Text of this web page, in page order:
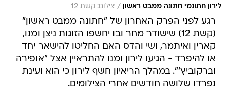
לירון חתונמי חתונה ממבט ראשון / צילום: קשת 12
רגע לפני הפרק האחרון של "חתונה ממבט ראשון"
(קשת 12) שישודר מחר ובו יחשפו הזוגות ניצן ומנו,
קארין ואיתמר, ושי והדס האם החליטו להישאר יחד
או להיפרד - הגיעו לירון ומנו להתראיין אצל "אופירה
וברקוביץ'". במהלך הריאיון חשף לירון כי הוא ועינת
נפרדו שלושה חודשים אחרי הצילומים.